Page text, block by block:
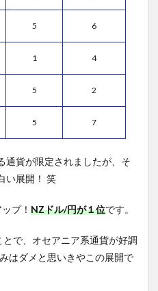
5 6
1 4
5 2
5 7
通貨が限定されましたが、そ
い展開！ 笑
プ！ NZドル/円が１位です。
で、オセアニア系通貨が好調
はダメと思いきやこの展開で